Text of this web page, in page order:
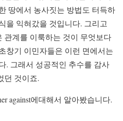
땅에서 농사짓는 방법도 터득하
을 익혀갔을 것입니다. 그리고
관계를 이룩하는 것이 무엇보다
창기 이민자들은 이런 면에서는
. 그래서 성공적인 추수를 감사
던 것이죠.
against에대해서 알아봤습니다.